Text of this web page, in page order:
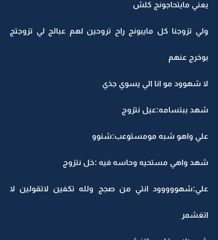
يعني مايتحاجونج كلش
ولي تزوجنا كل مايبونج راح تروحين لهم عبالج لي تزوجتج
بوخرج عنهم
لا شهوود مو انا الي يسوي جذي
شهد ببتسامه:عيل نتزوج
علي واهو شبه مومستوعب:شنوو
شهد واهي مستحيه وحاسه فيه :خل نتزوج
علي:شهووووود انتي من صجج ولله تكفين لاتقولين لا
اتغشمر